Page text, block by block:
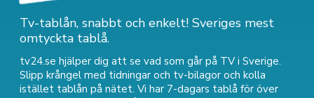
Tv-tablån, snabbt och enkelt! Sveriges mest
omtyckta tablå.
tv24.se hjälper dig att se vad som går på TV i Sverige.
Slipp krångel med tidningar och tv-bilagor och kolla
istället tablån på nätet. Vi har 7-dagars tablå för över